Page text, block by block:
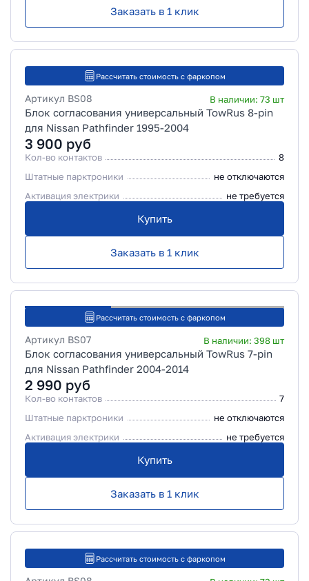
Заказать в 1 клик
Рассчитать стоимость с фаркопом
Артикул BS08 В наличии: 73 шт
Блок согласования универсальный TowRus 8-pin
для Nissan Pathfinder 1995-2004
3 900 руб
Кол-во контактов
8
Штатные парктроники
не отключаются
Активация электрики
не требуется
Купить
Заказать в 1 клик
Рассчитать стоимость с фаркопом
Артикул BS07 В наличии: 398 шт
Блок согласования универсальный TowRus 7-pin
для Nissan Pathfinder 2004-2014
2 990 руб
Кол-во контактов
7
Штатные парктроники
не отключаются
Активация электрики
не требуется
Купить
Заказать в 1 клик
Рассчитать стоимость с фаркопом